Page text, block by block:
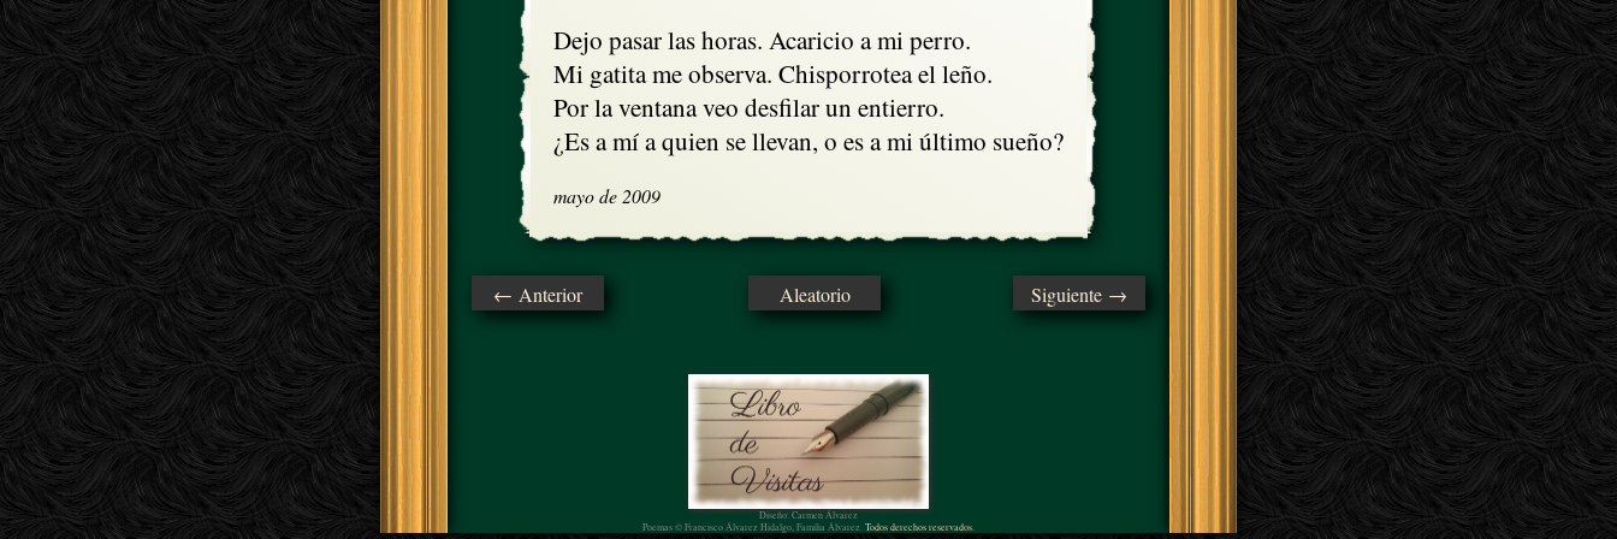
Dejo pasar las horas. Acaricio a mi perro.
Mi gatita me observa. Chisporrotea el leño.
Por la ventana veo desfilar un entierro.
¿Es a mí a quien se llevan, o es a mi último sueño?
mayo de 2009
← Anterior Aleatorio Siguiente →
Diseño: Carmen Álvarez
Poemas © Francisco Álvarez Hidalgo, Familia Álvarez. Todos derechos reservados.